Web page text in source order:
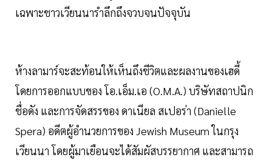
เฉพาะชาวเวียนนารำลึกถึงจวบจนปัจจุบัน
ห้างลามาร์จะสะท้อนให้เห็นถึงชีวิตและผลงานของเฮดี้
โดยการออกแบบของ โอ.เอ็ม.เอ (O.M.A.) บริษัทสถาปนิก
ชื่อดัง และการจัดสรรของ ดาเนียล สเปอร่า (Danielle
Spera) อดีตผู้อำนวยการของ Jewish Museum ในกรุง
เวียนนา โดยผู้มาเยือนจะได้สัมผัสบรรยากาศ และสามารถ